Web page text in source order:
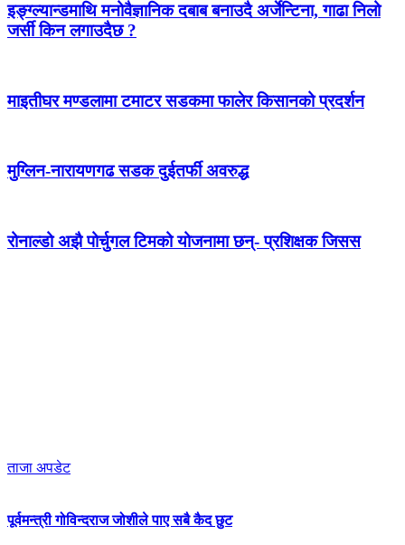
इङ्ग्ल्यान्डमाथि मनोवैज्ञानिक दबाब बनाउदै अर्जेन्टिना, गाढा निलो
जर्सी किन लगाउदैछ ?
माइतीघर मण्डलामा टमाटर सडकमा फालेर किसानको प्रदर्शन
मुग्लिन-नारायणगढ सडक दुईतर्फी अवरुद्ध
रोनाल्डो अझै पोर्चुगल टिमको योजनामा छन्- प्रशिक्षक जिसस
ताजा अपडेट
पूर्वमन्त्री गोविन्दराज जोशीले पाए सबै कैद छुट